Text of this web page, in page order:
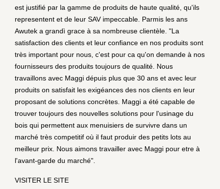
est justifié par la gamme de produits de haute qualité, qu'ils
representent et de leur SAV impeccable. Parmis les ans
Awutek a grandì grace à sa nombreuse clientèle. "La
satisfaction des clients et leur confiance en nos produits sont
très important pour nous, c'est pour ca qu'on demande à nos
fournisseurs des produits toujours de qualité. Nous
travaillons avec Maggi dépuis plus que 30 ans et avec leur
produits on satisfait les exigéances des nos clients en leur
proposant de solutions concrètes. Maggi a été capable de
trouver toujours des nouvelles solutions pour l'usinage du
bois qui permettent aux menuisiers de survivre dans un
marché très competitif où il faut produir des petits lots au
meilleur prix. Nous aimons travailler avec Maggi pour etre à
l'avant-garde du marché".
VISITER LE SITE